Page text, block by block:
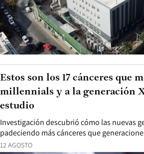
12 AGOSTO
Investigación descubrió cómo las nuevas
padeciendo más cánceres que
Estos son los 17 cánceres que
millennials y a la generación
estudio